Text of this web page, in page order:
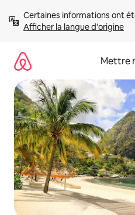
directement
Afficher la langue d'origine
Mettre